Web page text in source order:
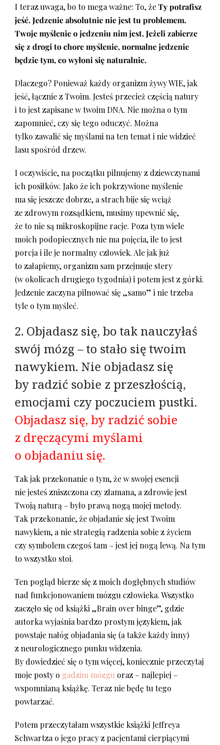
I teraz uwaga, bo to mega ważne: To, żeTy potrafisz
jeść. Jedzenie absolutnie nie jest tu problemem.
Twoje myślenie o jedzeniu nim jest. Jeżeli zabierze
się z drogi to chore myślenie, normalne jedzenie
będzie tym, co wyłoni się naturalnie.
Dlaczego? Ponieważ każdy organizm żywy WIE, jak
jeść, łącznie z Twoim. Jesteś przecież częścią natury
i to jest zapisane w twoim DNA. Nie można o tym
zapomnieć, czy się tego oduczyć. Można
tylko zawalić się myślami na ten temat i nie widzieć
lasu spośród drzew.
I oczywiście, na początku pilnujemy z dziewczynami
ich posiłków. Jako że ich pokrzywione myślenie
ma się jeszcze dobrze, a strach bije się wciąż
ze zdrowym rozsądkiem, musimy upewnić się,
że to nie są mikroskopijne racje. Poza tym wiele
moich podopiecznych nie ma pojęcia, ile to jest
porcja i ile je normalny człowiek. Ale jak już
to załapiemy, organizm sam przejmuje stery
(w okolicach drugiego tygodnia) i potem jest z górki.
Jedzenie zaczyna pilnować się „samo” i nie trzeba
tyle o tym myśleć.
2. Objadasz się, bo tak nauczyłaś
swój mózg – to stało się twoim
nawykiem. Nie objadasz się
by radzić sobie z przeszłością,
emocjami czy poczuciem pustki.
Objadasz się, by radzić sobie
z dręczącymi myślami
o objadaniu się.
Tak jak przekonanie o tym, że w swojej esencji
nie jesteś zniszczona czy złamana, a zdrowie jest
Twoją naturą – było prawą nogą mojej metody.
Tak przekonanie, że objadanie się jest Twoim
nawykiem, a nie strategią radzenia sobie z życiem
czy symbolem czegoś tam – jest jej nogą lewą. Na tym
to wszystko stoi.
Ten pogląd bierze się z moich dogłębnych studiów
nad funkcjonowaniem mózgu człowieka. Wszystko
zaczęło się od książki „Brain over binge”, gdzie
autorka wyjaśnia bardzo prostym językiem, jak
powstaje nałóg objadania się (a także każdy inny)
z neurologicznego punku widzenia.
By dowiedzieć się o tym więcej, koniecznie przeczytaj
moje posty o gadzim mózgu oraz – najlepiej –
wspomnianą książkę. Teraz nie będę tu tego
powtarzać.
Potem przeczytałam wszystkie książki Jeffreya
Schwartza o jego pracy z pacjentami cierpiącymi